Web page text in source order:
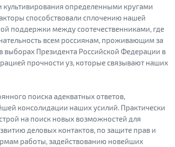
определенными кругами
способствовали сплочению нашей
поддержки между соотечественниками, где
всем россиянам, проживающим за
Президента Российской Федерации в
прочности уз, которые связывают наших
поиска адекватных ответов,
консолидации наших усилий. Практически
на поиск новых возможностей для
деловых контактов, по защите прав и
работы, задействованию новейших